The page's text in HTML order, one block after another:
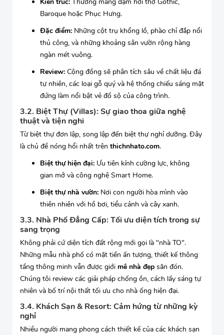
Baroque hoặc Phục Hưng.
Đặc điểm: Những cột trụ khổng lồ, phào chỉ đắp nổi
thủ công, và những khoảng sân vườn rộng hàng
ngàn mét vuông.
Review: Cộng đồng sẽ phân tích sâu về chất liệu đá
tự nhiên, các loại gỗ quý và hệ thống chiếu sáng mặt
đứng làm nổi bật vẻ đồ sộ của công trình.
3.2. Biệt Thự (Villas): Sự giao thoa giữa nghệ
thuật và tiện nghi
Từ biệt thự đơn lập, song lập đến biệt thự nghỉ dưỡng. Đây
là chủ đề nóng hổi nhất trên thichnhato.com.
Biệt thự hiện đại: Ưu tiên kính cường lực, không
gian mở và công nghệ Smart Home.
Biệt thự nhà vườn: Nơi con người hòa mình vào
thiên nhiên với hồ bơi, tiểu cảnh và cây xanh.
3.3. Nhà Phố Đẳng Cấp: Tối ưu diện tích trong sự
sang trọng
Không phải cứ diện tích đất rộng mới gọi là "nhà TO".
Những mẫu nhà phố có mặt tiền ấn tượng, thiết kế thông
tầng thông minh vẫn được giới mê nhà đẹp săn đón.
Chúng tôi review các giải pháp chống ồn, cách lấy sáng tự
nhiên và bố trí nội thất tối ưu cho nhà ống hiện đại.
3.4. Khách Sạn & Resort: Cảm hứng từ những kỳ
nghỉ
Nhiều người mang phong cách thiết kế của các khách sạn